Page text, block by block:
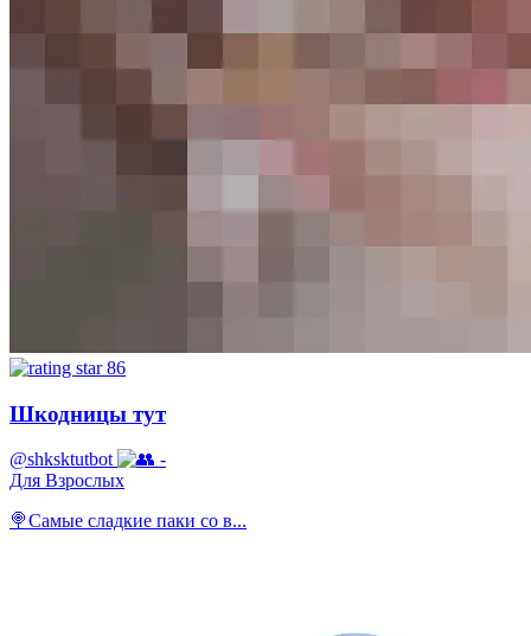
86
Шкодницы тут
@shksktutbot
-
Для Взрослых
🍭Самые сладкие паки со в...